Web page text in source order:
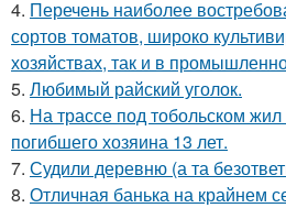
4. Перечень наиболее
сортов томатов, широко
хозяйствах, так и в
5. Любимый райский уголок.
6. На трассе под тобольском
погибшего хозяина 13 лет.
7. Судили деревню (а та
8. Отличная банька на крайнем